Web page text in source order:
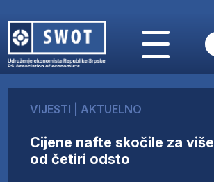
O NAMA
AKTUELNO
ANALIZE
VIJESTI AKTUELNO
Cijene nafte skočile za više
od četiri odsto